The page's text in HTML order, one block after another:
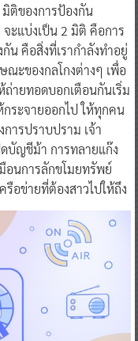
มิติของการป้องกัน
ะแบ่งเป็น 2 มิติ คือการ
น คือสิ่งที่เรากำลังทำอยู่
ณะของกลโกงต่างๆ เพื่อ
ถ่ายทอดบอกเตือนกันเริ่ม
ระจายออกไป ให้ทุกคน
การปราบปราม เจ้า
บัญชีม้า การทลายแก๊ง
อนการลักขโมยทรัพย์
อข่ายที่ต้องสาวไปให้ถึง